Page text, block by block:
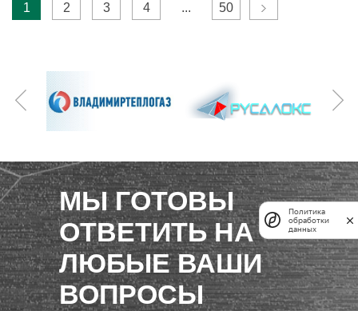
1 2 3 4 ... 50
МЫ ГОТОВЫ
ОТВЕТИТЬ НА
ЛЮБЫЕ ВАШИ
ВОПРОСЫ
Политика
обработки
данных